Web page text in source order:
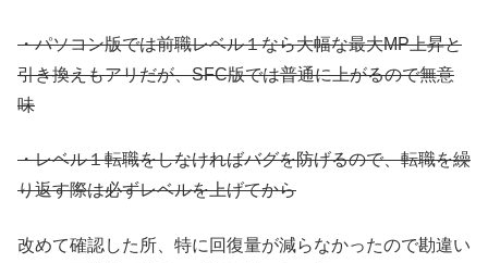
・パソコン版では前職レベル１なら大幅な最大MP上昇と
引き換えもアリだが、SFC版では普通に上がるので無意
味
・レベル１転職をしなければバグを防げるので、転職を繰
り返す際は必ずレベルを上げてから
改めて確認した所、特に回復量が減らなかったので勘違い